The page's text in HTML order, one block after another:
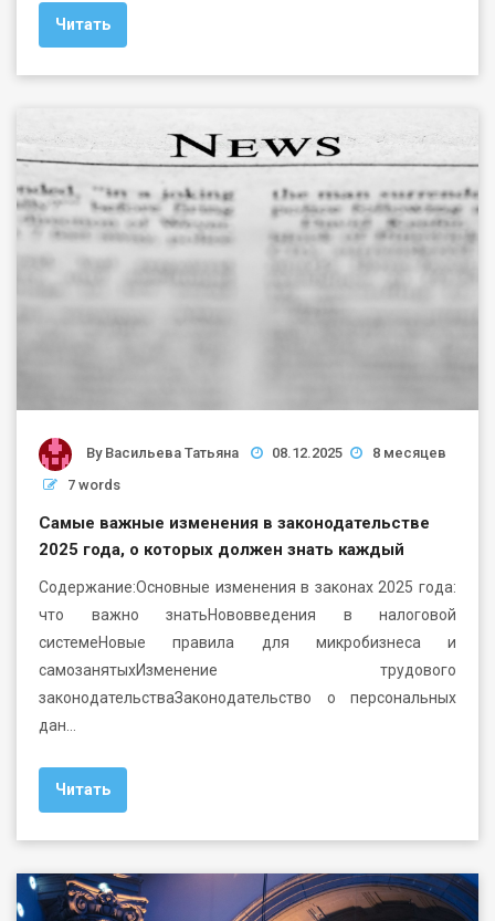
Читать
By Васильева Татьяна 08.12.2025
8 месяцев
7 words
Самые важные изменения в законодательстве
2025 года, о которых должен знать каждый
Содержание:Основные изменения в законах 2025 года:
что важно знатьНововведения в налоговой
системеНовые правила для микробизнеса и
самозанятыхИзменение трудового
законодательстваЗаконодательство о персональных
дан…
Читать